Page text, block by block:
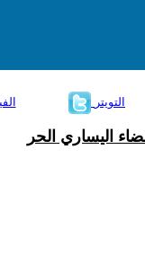
التويتر
اليساري الحر